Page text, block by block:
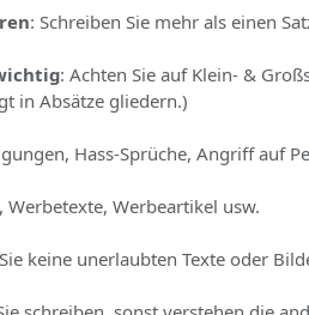
: Schreiben Sie mehr als einen
: Achten Sie auf Klein- &
in Absätze gliedern.)
Hass-Sprüche, Angriff auf
Werbetexte, Werbeartikel usw.
keine unerlaubten Texte oder